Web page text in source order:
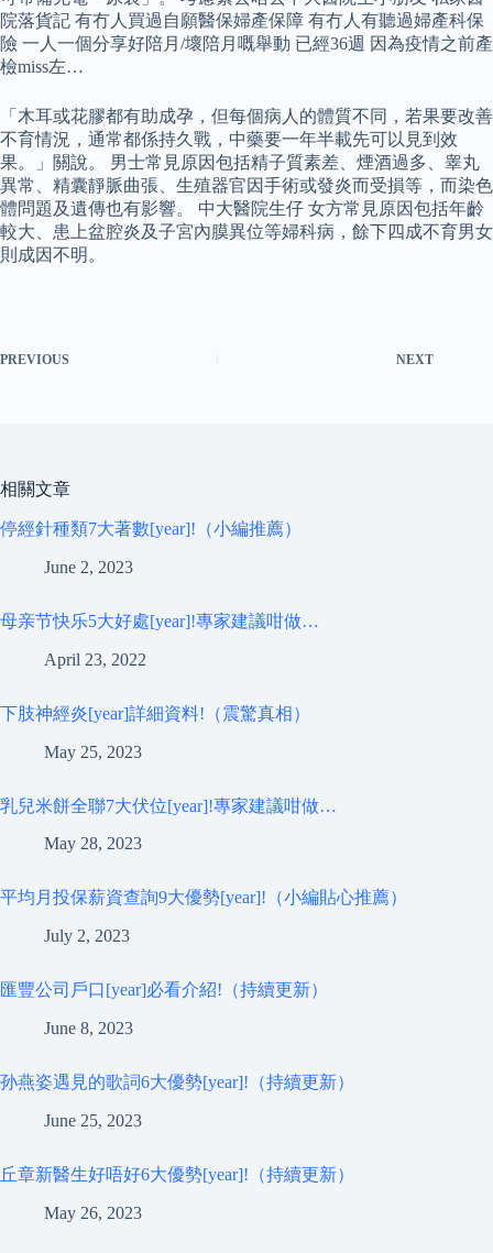
院落貨記 有冇人買過自願醫保婦產保障 有冇人有聽過婦產科保
險 一人一個分享好陪月/壞陪月嘅舉動 已經36週 因為疫情之前產
檢miss左…
「木耳或花膠都有助成孕，但每個病人的體質不同，若果要改善
不育情況，通常都係持久戰，中藥要一年半載先可以見到效
果。」關說。 男士常見原因包括精子質素差、煙酒過多、睾丸
異常、精囊靜脈曲張、生殖器官因手術或發炎而受損等，而染色
體問題及遺傳也有影響。 中大醫院生仔 女方常見原因包括年齡
較大、患上盆腔炎及子宮內膜異位等婦科病，餘下四成不育男女
則成因不明。
PREVIOUS NEXT
相關文章
停經針種類7大著數[year]!（小編推薦）
June 2, 2023
母亲节快乐5大好處[year]!專家建議咁做…
April 23, 2022
下肢神經炎[year]詳細資料!（震驚真相）
May 25, 2023
乳兒米餅全聯7大伏位[year]!專家建議咁做…
May 28, 2023
平均月投保薪資查詢9大優勢[year]!（小編貼心推薦）
July 2, 2023
匯豐公司戶口[year]必看介紹!（持續更新）
June 8, 2023
孙燕姿遇見的歌詞6大優勢[year]!（持續更新）
June 25, 2023
丘章新醫生好唔好6大優勢[year]!（持續更新）
May 26, 2023